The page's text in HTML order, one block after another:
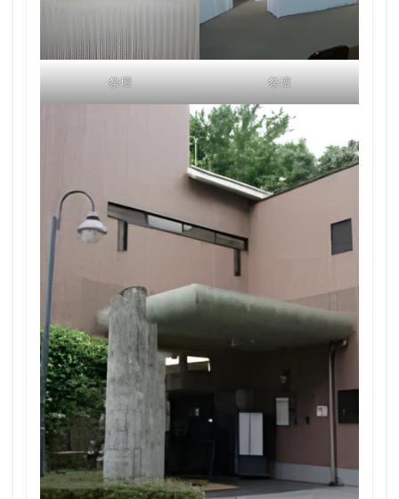
祭壇 祭壇